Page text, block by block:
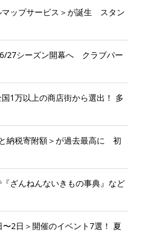
ップサービス＞が誕生 スタン
27シーズン開幕へ クラブパー
1万以上の商店街から選出！ 多
納税寄附額＞が過去最高に 初
ざんねんないきもの事典』など
〜2日＞開催のイベント7選！ 夏